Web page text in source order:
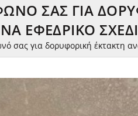
ΣΑΣ ΓΙΑ
ΕΦΕΔΡΙΚΌ
σας για δορυφορική έκτακτη